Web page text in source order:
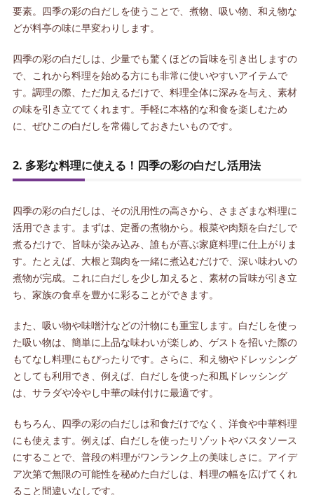
要素。四季の彩の白だしを使うことで、煮物、吸い物、和え物な
どが料亭の味に早変わりします。
四季の彩の白だしは、少量でも驚くほどの旨味を引き出しますの
で、これから料理を始める方にも非常に使いやすいアイテムで
す。調理の際、ただ加えるだけで、料理全体に深みを与え、素材
の味を引き立ててくれます。手軽に本格的な和食を楽しむため
に、ぜひこの白だしを常備しておきたいものです。
2. 多彩な料理に使える！四季の彩の白だし活用法
四季の彩の白だしは、その汎用性の高さから、さまざまな料理に
活用できます。まずは、定番の煮物から。根菜や肉類を白だしで
煮るだけで、旨味が染み込み、誰もが喜ぶ家庭料理に仕上がりま
す。たとえば、大根と鶏肉を一緒に煮込むだけで、深い味わいの
煮物が完成。これに白だしを少し加えると、素材の旨味が引き立
ち、家族の食卓を豊かに彩ることができます。
また、吸い物や味噌汁などの汁物にも重宝します。白だしを使っ
た吸い物は、簡単に上品な味わいが楽しめ、ゲストを招いた際の
もてなし料理にもぴったりです。さらに、和え物やドレッシング
としても利用でき、例えば、白だしを使った和風ドレッシング
は、サラダや冷やし中華の味付けに最適です。
もちろん、四季の彩の白だしは和食だけでなく、洋食や中華料理
にも使えます。例えば、白だしを使ったリゾットやパスタソース
にすることで、普段の料理がワンランク上の美味しさに。アイデ
ア次第で無限の可能性を秘めた白だしは、料理の幅を広げてくれ
ること間違いなしです。